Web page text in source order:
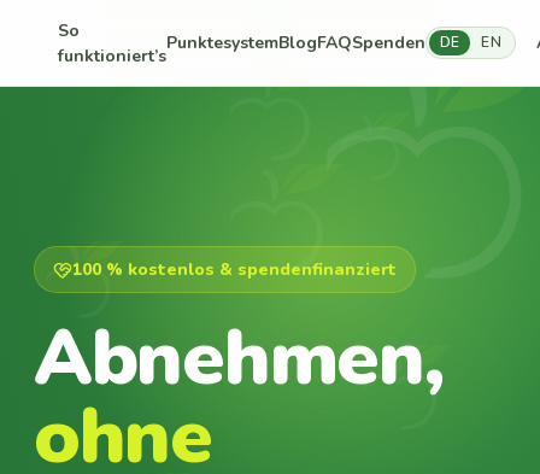
So
funktioniert’s
PunktesystemBlogFAQSpenden DE EN
100 % kostenlos & spendenfinanziert
Abnehmen,
ohne